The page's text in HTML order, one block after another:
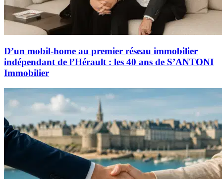
D’un mobil-home au premier réseau immobilier
indépendant de l’Hérault : les 40 ans de S’ANTONI
Immobilier